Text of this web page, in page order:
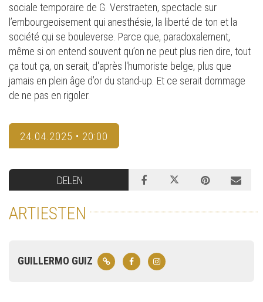
sociale temporaire de G. Verstraeten, spectacle sur
l’embourgeoisement qui anesthésie, la liberté de ton et la
société qui se bouleverse. Parce que, paradoxalement,
même si on entend souvent qu’on ne peut plus rien dire, tout
ça tout ça, on serait, d'après l'humoriste belge, plus que
jamais en plein âge d’or du stand-up. Et ce serait dommage
de ne pas en rigoler.
24.04.2025 • 20:00
DELEN
ARTIESTEN
GUILLERMO GUIZ